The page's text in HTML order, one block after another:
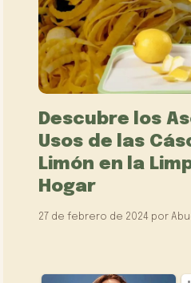
Descubre los
Usos de las
Limón en la
Hogar
27 de febrero de 2024 por